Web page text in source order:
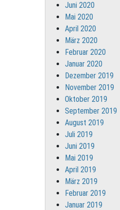
Juni 2020
Mai 2020
April 2020
März 2020
Februar 2020
Januar 2020
Dezember 2019
November 2019
Oktober 2019
September 2019
August 2019
Juli 2019
Juni 2019
Mai 2019
April 2019
März 2019
Februar 2019
Januar 2019